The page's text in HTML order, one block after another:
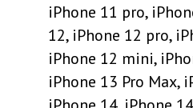
iPhone 11 pro,
12, iPhone 12 pro,
iPhone 12 mini,
iPhone 13 Pro Max,